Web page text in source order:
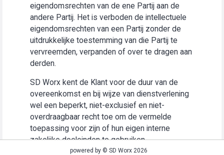
eigendomsrechten van de ene Partij aan de
andere Partij. Het is verboden de intellectuele
eigendomsrechten van een Partij zonder de
uitdrukkelijke toestemming van die Partij te
vervreemden, verpanden of over te dragen aan
derden.
SD Worx kent de Klant voor de duur van de
overeenkomst en bij wijze van dienstverlening
wel een beperkt, niet-exclusief en niet-
overdraagbaar recht toe om de vermelde
toepassing voor zijn of hun eigen interne
zakelijke doeleinden te gebruiken
(“Gebruiksrecht”).powered by © SD Worx 2026